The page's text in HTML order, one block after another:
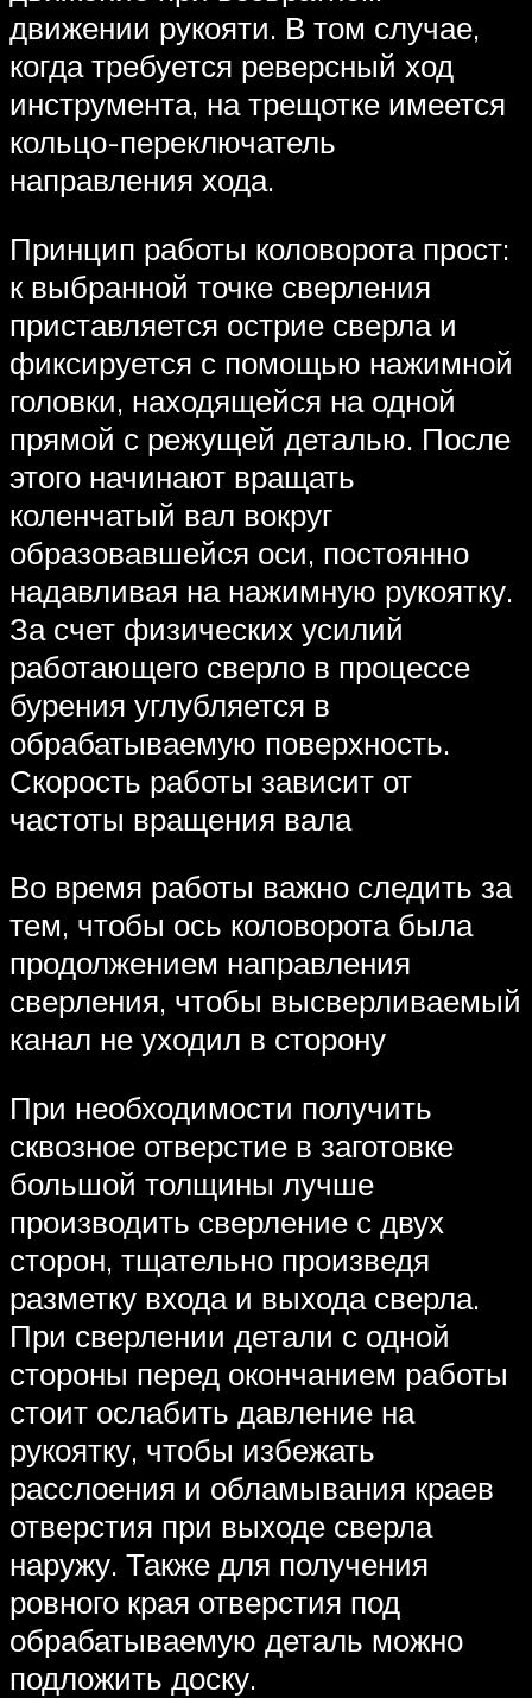
движении рукояти. В том случае,
когда требуется реверсный ход
инструмента, на трещотке имеется
кольцо-переключатель
направления хода.
Принцип работы коловорота прост:
к выбранной точке сверления
приставляется острие сверла и
фиксируется с помощью нажимной
головки, находящейся на одной
прямой с режущей деталью. После
этого начинают вращать
коленчатый вал вокруг
образовавшейся оси, постоянно
надавливая на нажимную рукоятку.
За счет физических усилий
работающего сверло в процессе
бурения углубляется в
обрабатываемую поверхность.
Скорость работы зависит от
частоты вращения вала
Во время работы важно следить за
тем, чтобы ось коловорота была
продолжением направления
сверления, чтобы высверливаемый
канал не уходил в сторону
При необходимости получить
сквозное отверстие в заготовке
большой толщины лучше
производить сверление с двух
сторон, тщательно произведя
разметку входа и выхода сверла.
При сверлении детали с одной
стороны перед окончанием работы
стоит ослабить давление на
рукоятку, чтобы избежать
расслоения и обламывания краев
отверстия при выходе сверла
наружу. Также для получения
ровного края отверстия под
обрабатываемую деталь можно
подложить доску.